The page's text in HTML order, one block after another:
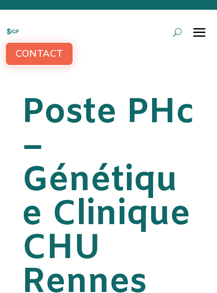
CONTACT
Poste PHc
–
Génétiqu
e Clinique
CHU
Rennes